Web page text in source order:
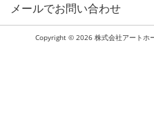
メールでお問い合わせ
Copyright © 2026 株式会社アートホ